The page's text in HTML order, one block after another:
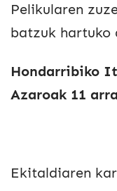
Pelikularen
batzuk hartuko
Hondarribiko
Azaroak 11
Ekitaldiaren